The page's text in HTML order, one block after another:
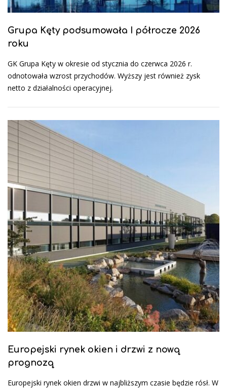
Grupa Kęty podsumowała I półrocze 2026
roku
GK Grupa Kęty w okresie od stycznia do czerwca 2026 r.
odnotowała wzrost przychodów. Wyższy jest również zysk
netto z działalności operacyjnej.
Europejski rynek okien i drzwi z nową
prognozą
Europejski rynek okien drzwi w najbliższym czasie będzie rósł. W